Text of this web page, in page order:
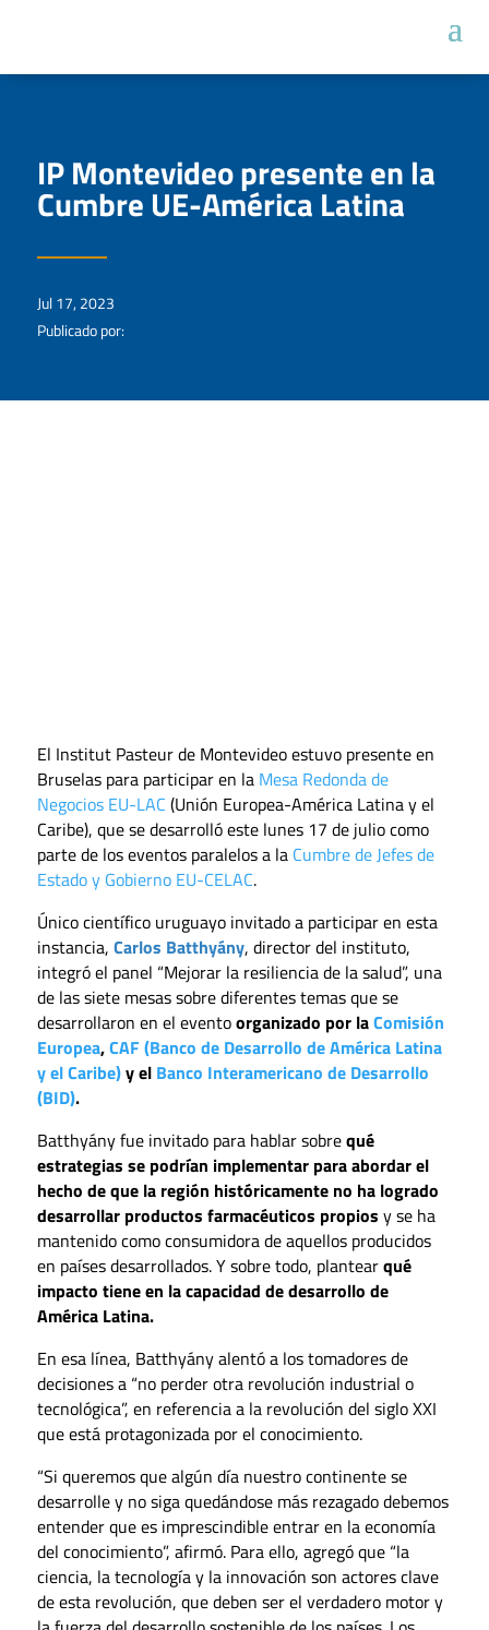
IP Montevideo presente en la
Cumbre UE-América Latina
Jul 17, 2023
Publicado por:
El Institut Pasteur de Montevideo estuvo presente en
Bruselas para participar en la Mesa Redonda de
Negocios EU-LAC (Unión Europea-América Latina y el
Caribe), que se desarrolló este lunes 17 de julio como
parte de los eventos paralelos a la Cumbre de Jefes de
Estado y Gobierno EU-CELAC.
Único científico uruguayo invitado a participar en esta
instancia, Carlos Batthyány, director del instituto,
integró el panel “Mejorar la resiliencia de la salud”, una
de las siete mesas sobre diferentes temas que se
desarrollaron en el eventoorganizado por laComisión
Europea,CAF (Banco de Desarrollo de América Latina
y el Caribe)y el Banco Interamericano de Desarrollo
(BID).
Batthyány fue invitado para hablar sobrequé
estrategias se podrían implementar para abordar el
hecho de que la región históricamente no ha logrado
desarrollar productos farmacéuticos propios y se ha
mantenido como consumidora de aquellos producidos
en países desarrollados. Y sobre todo, plantearqué
impacto tiene en la capacidad de desarrollo de
América Latina.
En esa línea, Batthyány alentó a los tomadores de
decisiones a “no perder otra revolución industrial o
tecnológica”, en referencia a la revolución del siglo XXI
que está protagonizada por el conocimiento.
“Si queremos que algún día nuestro continente se
desarrolle y no siga quedándose más rezagado debemos
entender que es imprescindible entrar en la economía
del conocimiento”, afirmó. Para ello, agregó que “la
ciencia, la tecnología y la innovación son actores clave
de esta revolución, que deben ser el verdadero motor y